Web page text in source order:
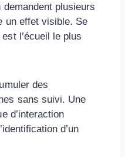
plusieurs
un effet visible. Se
l’écueil le plus
des
sans suivi. Une
d’interaction
d’un